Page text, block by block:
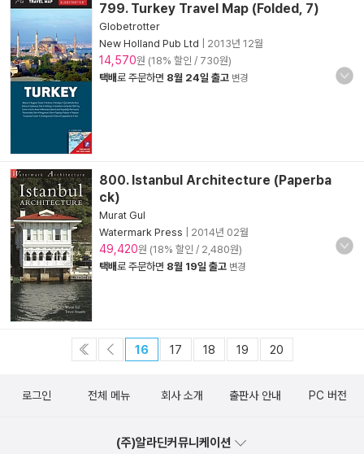
799. Turkey Travel Map (Folded, 7)
Globetrotter
New Holland Pub Ltd
2013년 12월
14,570원 (18% 할인 / 730원)
택배로 주문하면 8월 24일 출고 변경
800. Istanbul Architecture (Paperba
ck)
Murat Gul
Watermark Press
2014년 02월
49,420원 (18% 할인 / 2,480원)
택배로 주문하면 8월 19일 출고 변경
16 17 18 19 20
로그인 전체 메뉴 회사 소개 출판사 안내 PC 버전
(주)알라딘커뮤니케이션